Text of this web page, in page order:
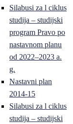
Silabusi za l ciklus
studija – studijski
program Pravo po
nastavnom planu
od 2022–2023 a.
g.
Nastavni plan
2014-15
Silabusi za l ciklus
studija – studijski